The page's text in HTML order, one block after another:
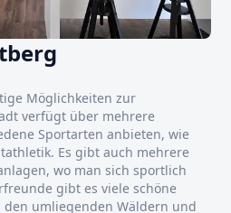
Möglichkeiten zur
verfügt über mehrere
Sportarten anbieten, wie
Es gibt auch mehrere
wo man sich sportlich
gibt es viele schöne
den umliegenden Wäldern und